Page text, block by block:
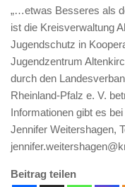
„…etwas Besseres als
ist die Kreisverwaltung
Jugendschutz in
Jugendzentrum
durch den
Rheinland-Pfalz e. V.
Informationen gibt es
Jennifer Weitershagen,
Beitrag teilen